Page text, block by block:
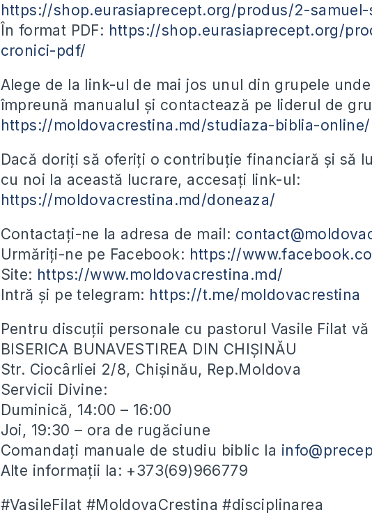
https://shop.eurasiaprecept.org/produs/2-
În format PDF: https://shop.eurasiaprecept.org/
cronici-pdf/
Alege de la link-ul de mai jos unul din grupele
împreună manualul și contactează pe liderul de
https://moldovacrestina.md/studiaza-biblia-online/
Dacă doriți să oferiți o contribuție financiară și să
cu noi la această lucrare, accesați link-ul:
https://moldovacrestina.md/doneaza/
Contactați-ne la adresa de mail:
Urmăriți-ne pe Facebook: https://
Site: https://www.moldovacrestina.md/
Intră și pe telegram: https://t.me/moldovacrestina
Pentru discuții personale cu pastorul Vasile Filat
BISERICA BUNAVESTIREA DIN CHIȘINĂU
Str. Ciocârliei 2/8, Chișinău, Rep.Moldova
Servicii Divine:
Duminică, 14:00 – 16:00
Joi, 19:30 – ora de rugăciune
Comandați manuale de studiu biblic la
Alte informații la: +373(69)966779
#VasileFilat #MoldovaCrestina #disciplinarea